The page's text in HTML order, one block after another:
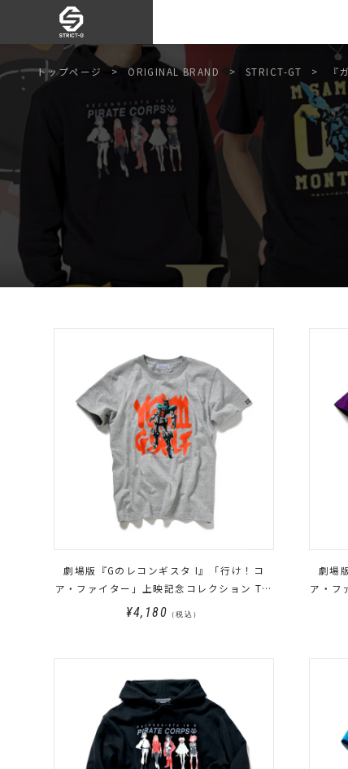
トップページ ORIGINAL BRAND STRICT-GT 『
劇場版『Gのレコンギスタ I』「行け！コ
ア・ファイター」上映記念コレクション Tシ
ャツ G-セルフ
¥4,180 （税込）
劇場
ア・フ